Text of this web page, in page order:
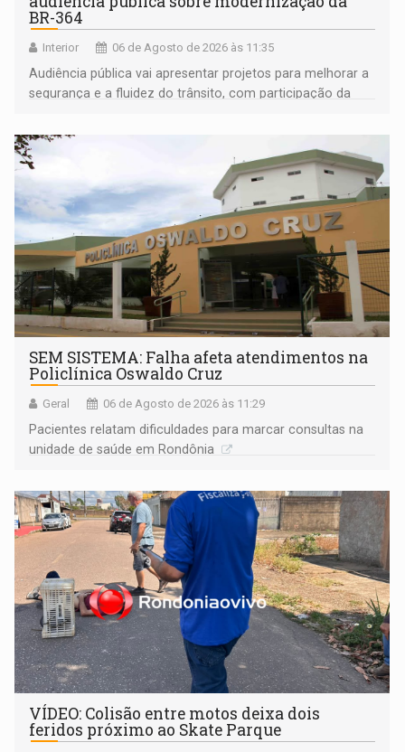
BR-364
Interior 06 de Agosto de 2026 às 11:35
Audiência pública vai apresentar projetos para melhorar a
segurança e a fluidez do trânsito, com participação da
SEM SISTEMA: Falha afeta atendimentos na
Policlínica Oswaldo Cruz
Geral 06 de Agosto de 2026 às 11:29
Pacientes relatam dificuldades para marcar consultas na
unidade de saúde em Rondônia
VÍDEO: Colisão entre motos deixa dois
feridos próximo ao Skate Parque